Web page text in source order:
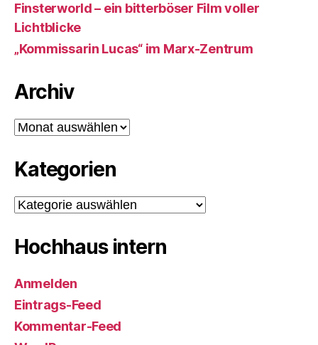
Finsterworld – ein bitterböser Film voller
Lichtblicke
„Kommissarin Lucas“ im Marx-Zentrum
Archiv
Archiv
Kategorien
Kategorien
Hochhaus intern
Anmelden
Eintrags-Feed
Kommentar-Feed